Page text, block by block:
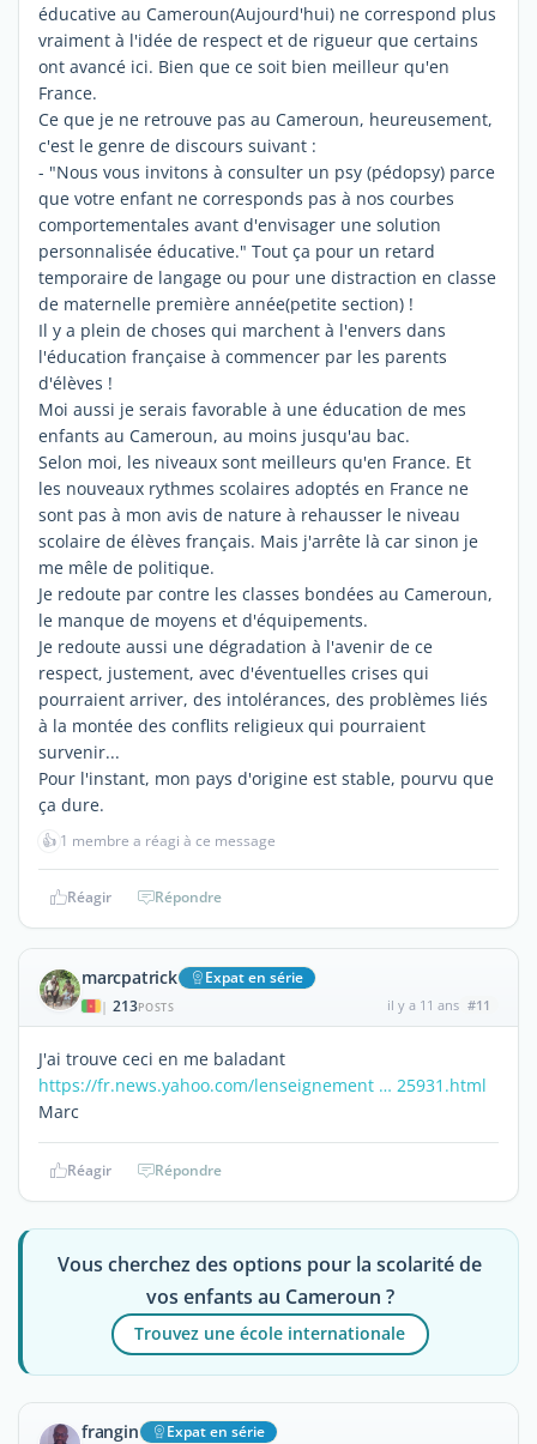
éducative au Cameroun(Aujourd'hui) ne correspond plus
vraiment à l'idée de respect et de rigueur que certains
ont avancé ici. Bien que ce soit bien meilleur qu'en
France.
Ce que je ne retrouve pas au Cameroun, heureusement,
c'est le genre de discours suivant :
- "Nous vous invitons à consulter un psy (pédopsy) parce
que votre enfant ne corresponds pas à nos courbes
comportementales avant d'envisager une solution
personnalisée éducative." Tout ça pour un retard
temporaire de langage ou pour une distraction en classe
de maternelle première année(petite section) !
Il y a plein de choses qui marchent à l'envers dans
l'éducation française à commencer par les parents
d'élèves !
Moi aussi je serais favorable à une éducation de mes
enfants au Cameroun, au moins jusqu'au bac.
Selon moi, les niveaux sont meilleurs qu'en France. Et
les nouveaux rythmes scolaires adoptés en France ne
sont pas à mon avis de nature à rehausser le niveau
scolaire de élèves français. Mais j'arrête là car sinon je
me mêle de politique.
Je redoute par contre les classes bondées au Cameroun,
le manque de moyens et d'équipements.
Je redoute aussi une dégradation à l'avenir de ce
respect, justement, avec d'éventuelles crises qui
pourraient arriver, des intolérances, des problèmes liés
à la montée des conflits religieux qui pourraient
survenir...
Pour l'instant, mon pays d'origine est stable, pourvu que
ça dure.
👍 1 membre a réagi à ce message
Réagir Répondre
marcpatrick Expat en série
| 213POSTS il y a 11 ans #11
J'ai trouve ceci en me baladant
https://fr.news.yahoo.com/lenseignement … 25931.html
Marc
Réagir Répondre
Vous cherchez des options pour la scolarité de
vos enfants au Cameroun ?
Trouvez une école internationale
frangin Expat en série